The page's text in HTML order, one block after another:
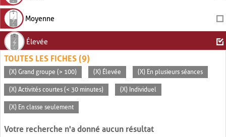
Moyenne
Élevée
TOUTES LES FICHES (9)
(X) Grand groupe (> 100) (X) Élevée (X) En plusieurs séances
(X) Activités courtes (< 30 minutes) (X) Individuel
(X) En classe seulement
Votre recherche n'a donné aucun résultat